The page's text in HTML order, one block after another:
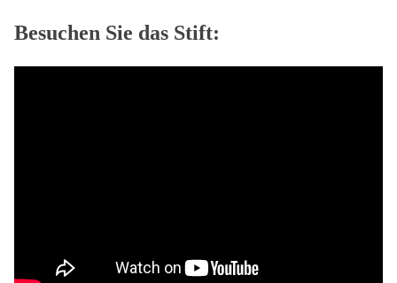
Besuchen Sie das Stift: